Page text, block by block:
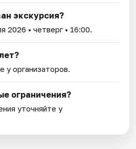
экскурсия?
2026 • четверг • 16:00.
у организаторов.
ограничения?
уточняйте у